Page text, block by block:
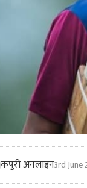
कपुरी अनलाइन3rd June